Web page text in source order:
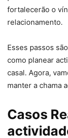
fortalecerão o
relacionamento.
Esses passos
como planear
casal. Agora,
manter a chama
Casos